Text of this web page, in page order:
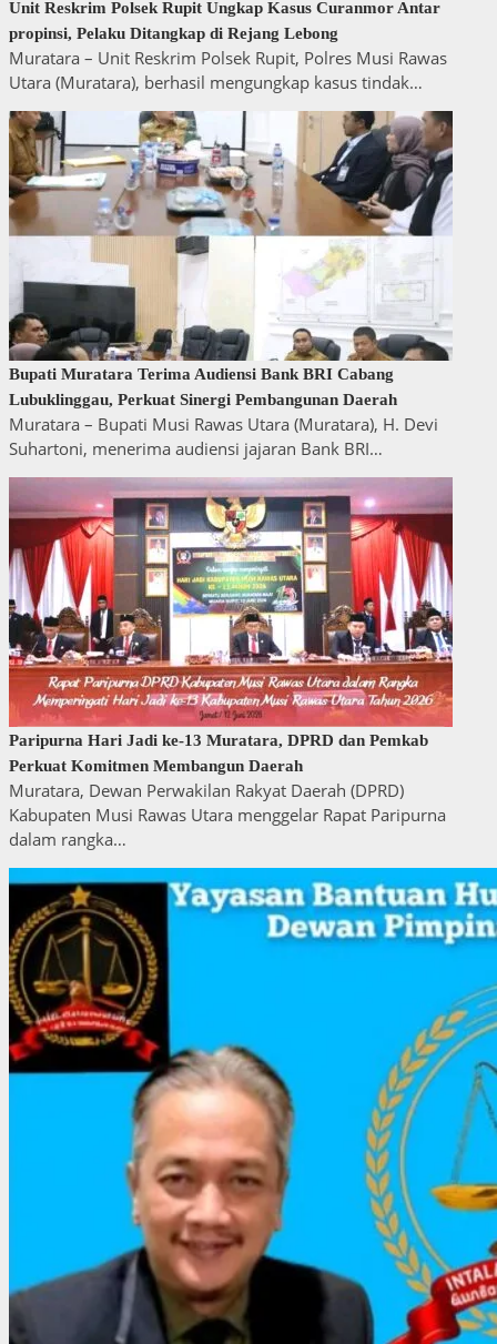
Unit Reskrim Polsek Rupit Ungkap Kasus Curanmor Antar
propinsi, Pelaku Ditangkap di Rejang Lebong
Muratara – Unit Reskrim Polsek Rupit, Polres Musi Rawas
Utara (Muratara), berhasil mengungkap kasus tindak…
Bupati Muratara Terima Audiensi Bank BRI Cabang
Lubuklinggau, Perkuat Sinergi Pembangunan Daerah
Muratara – Bupati Musi Rawas Utara (Muratara), H. Devi
Suhartoni, menerima audiensi jajaran Bank BRI…
Paripurna Hari Jadi ke-13 Muratara, DPRD dan Pemkab
Perkuat Komitmen Membangun Daerah
Muratara, Dewan Perwakilan Rakyat Daerah (DPRD)
Kabupaten Musi Rawas Utara menggelar Rapat Paripurna
dalam rangka…